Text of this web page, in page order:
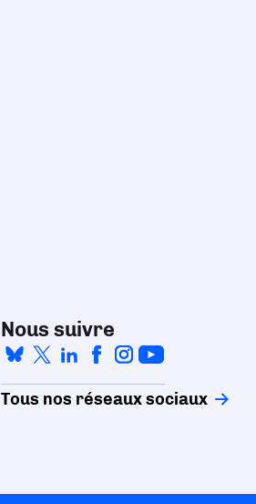
Nous suivre
Tous nos réseaux sociaux